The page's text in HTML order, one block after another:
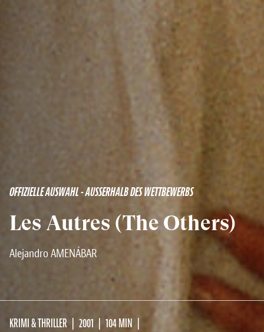
OFFIZIELLE AUSWAHL - AUSSERHALB DES WETTBEWERBS
Les Autres (The Others)
Alejandro AMENÁBAR
KRIMI & THRILLER 2001
104 MIN